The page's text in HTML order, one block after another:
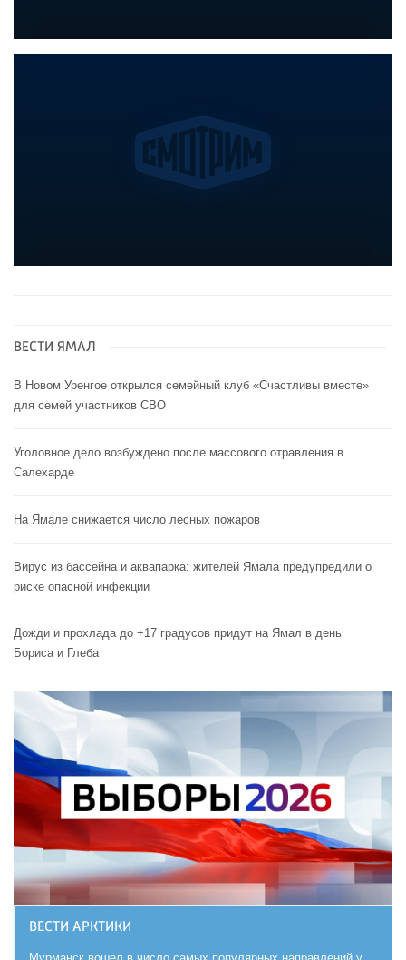
ВЕСТИ ЯМАЛ
В Новом Уренгое открылся семейный клуб «Счастливы вместе»
для семей участников СВО
Уголовное дело возбуждено после массового отравления в
Салехарде
На Ямале снижается число лесных пожаров
Вирус из бассейна и аквапарка: жителей Ямала предупредили о
риске опасной инфекции
Дожди и прохлада до +17 градусов придут на Ямал в день
Бориса и Глеба
ВЕСТИ АРКТИКИ